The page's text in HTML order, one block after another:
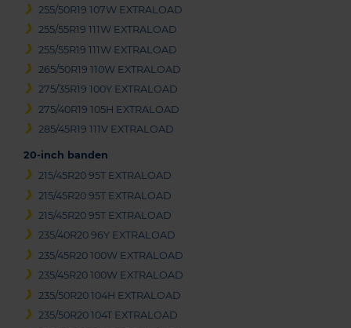
255/50R19 107W EXTRALOAD
255/55R19 111W EXTRALOAD
255/55R19 111W EXTRALOAD
265/50R19 110W EXTRALOAD
275/35R19 100Y EXTRALOAD
275/40R19 105H EXTRALOAD
285/45R19 111V EXTRALOAD
20-inch banden
215/45R20 95T EXTRALOAD
215/45R20 95T EXTRALOAD
215/45R20 95T EXTRALOAD
235/40R20 96Y EXTRALOAD
235/45R20 100W EXTRALOAD
235/45R20 100W EXTRALOAD
235/50R20 104H EXTRALOAD
235/50R20 104T EXTRALOAD